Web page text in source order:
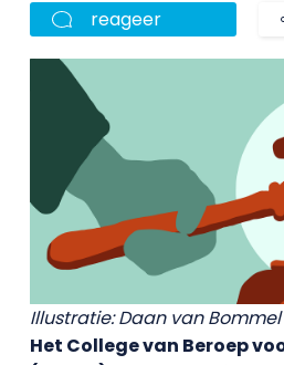
reageer
Illustratie: Daan van Bommel
Het College van Beroep